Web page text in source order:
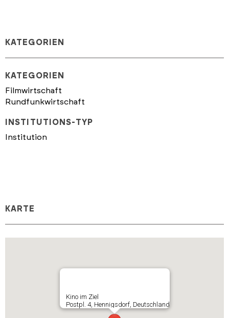
KATEGORIEN
KATEGORIEN
Filmwirtschaft
Rundfunkwirtschaft
INSTITUTIONS-TYP
Institution
KARTE
Kino im Ziel
Postpl. 4, Hennigsdorf, Deutschland